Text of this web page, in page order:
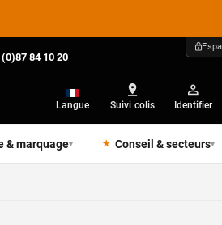
84 10 20
Langue Suivi colis Identifier
& marquage▾ Conseil & secteurs▾